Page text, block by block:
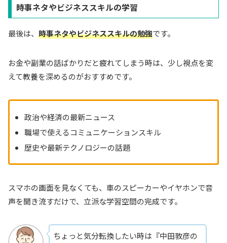
時事ネタやビジネススキルの学習
最後は、 時事ネタやビジネススキルの勉強です。
お金や副業の話ばかりだと疲れてしまう時は、少し視点を変
えて教養を深めるのがおすすめです。
政治や経済の最新ニュース
職場で使えるコミュニケーションスキル
歴史や最新テクノロジーの話題
スマホの画面を見なくても、車のスピーカーやイヤホンで音
声を聞き流すだけで、立派な学習空間の完成です。
ちょっと気分転換したい時は『中田敦彦の